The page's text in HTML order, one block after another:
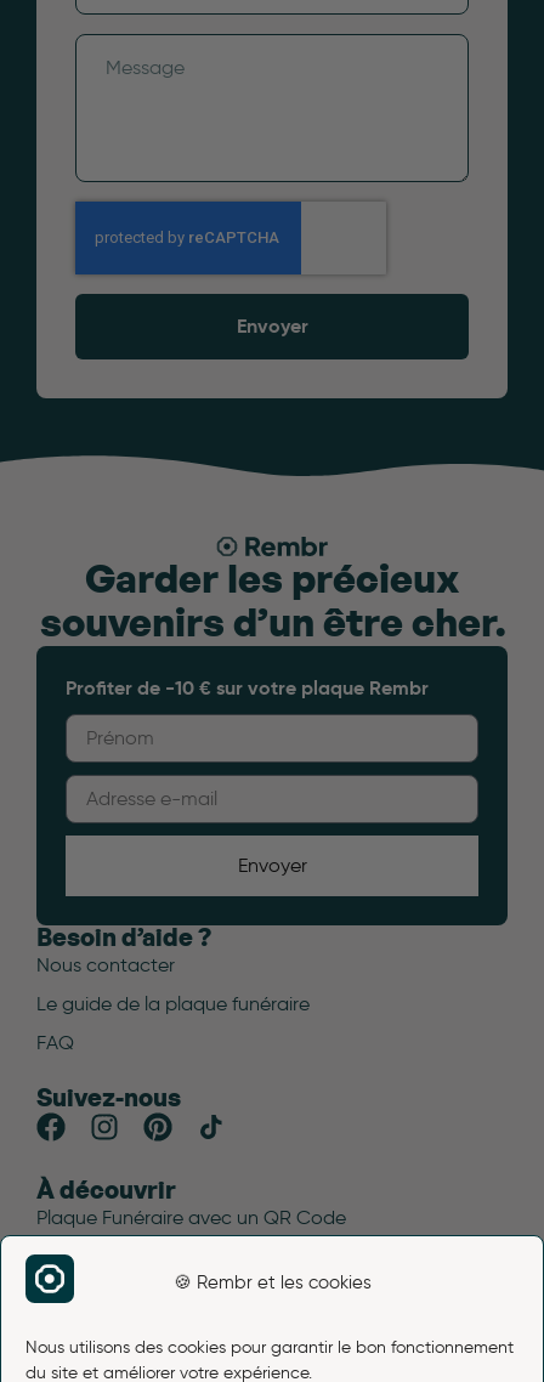
🍪 Rembr et les cookies
Nous utilisons des cookies pour garantir le bon fonctionnement
du site et améliorer votre expérience.
Envoyer
Garder les précieux
souvenirs d’un être cher.
Profiter de -10 € sur votre plaque Rembr
Envoyer
Besoin d’aide ?
Nous contacter
Le guide de la plaque funéraire
FAQ
Suivez-nous
À découvrir
Plaque Funéraire avec un QR Code
Blog funéraire
Plan du site
Liens légaux